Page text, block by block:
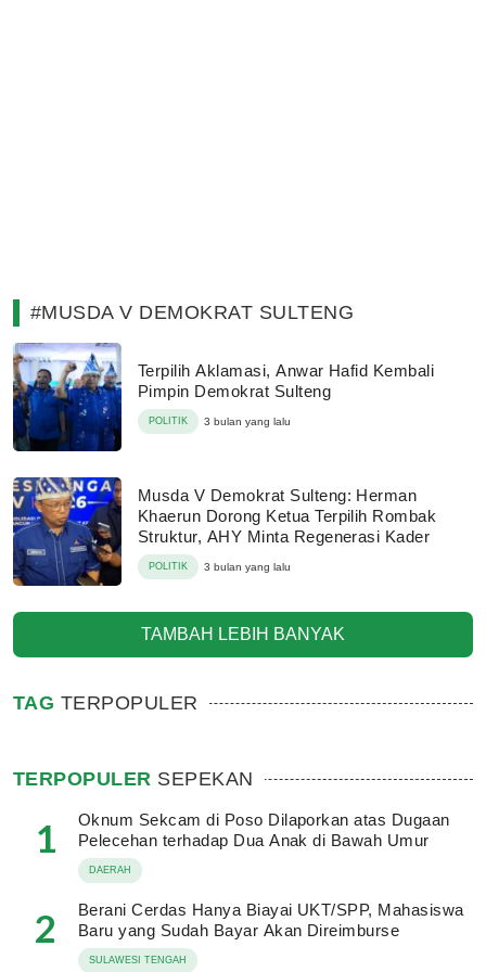
#MUSDA V DEMOKRAT SULTENG
Terpilih Aklamasi, Anwar Hafid Kembali
Pimpin Demokrat Sulteng
POLITIK 3 bulan yang lalu
Musda V Demokrat Sulteng: Herman
Khaerun Dorong Ketua Terpilih Rombak
Struktur, AHY Minta Regenerasi Kader
POLITIK 3 bulan yang lalu
TAMBAH LEBIH BANYAK
TAG TERPOPULER
TERPOPULER SEPEKAN
1
Oknum Sekcam di Poso Dilaporkan atas Dugaan
Pelecehan terhadap Dua Anak di Bawah Umur
DAERAH
2
Berani Cerdas Hanya Biayai UKT/SPP, Mahasiswa
Baru yang Sudah Bayar Akan Direimburse
SULAWESI TENGAH